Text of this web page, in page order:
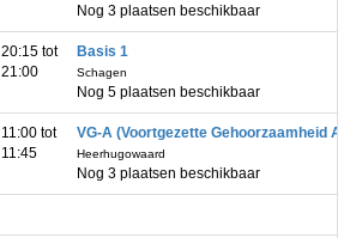
Nog 3 plaatsen beschikbaar
20:15 tot
21:00
Basis 1
Schagen
Nog 5 plaatsen beschikbaar
11:00 tot
11:45
VG-A (Voortgezette Gehoorzaamheid A)
Heerhugowaard
Nog 3 plaatsen beschikbaar